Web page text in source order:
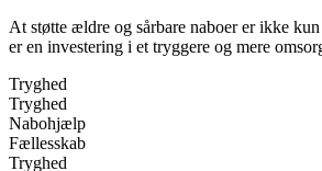
At støtte ældre og sårbare naboer er ikke
er en investering i et tryggere og mere
Tryghed
Tryghed
Nabohjælp
Fællesskab
Tryghed